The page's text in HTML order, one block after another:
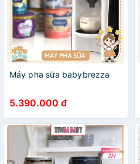
Máy pha sữa babybrezza
5.390.000 đ